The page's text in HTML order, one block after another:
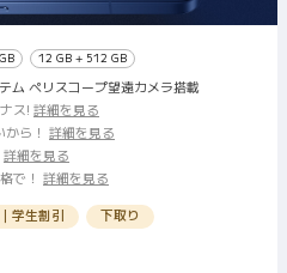
12 GB + 512 GB
ム ペリスコープ望遠カメラ搭載
ス! 詳細を見る
ら！
詳細を見る
詳細を見る
で！
詳細を見る
学生割引 下取り